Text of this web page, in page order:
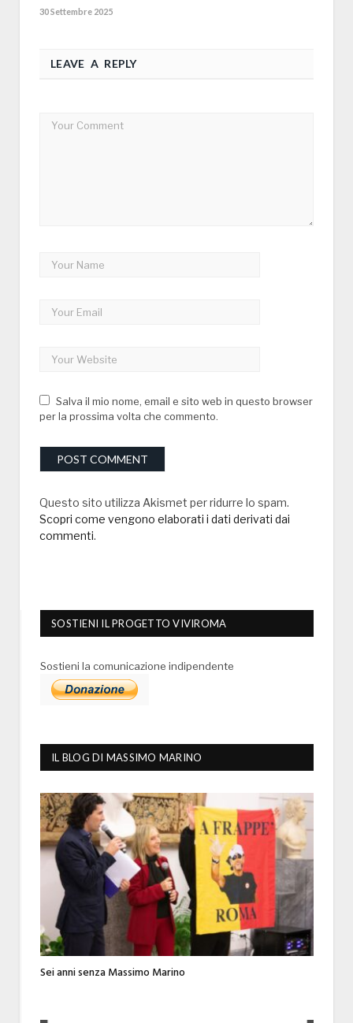
30 Settembre 2025
LEAVE A REPLY
Salva il mio nome, email e sito web in questo browser
per la prossima volta che commento.
Questo sito utilizza Akismet per ridurre lo spam.
Scopri come vengono elaborati i dati derivati dai
commenti.
SOSTIENI IL PROGETTO VIVIROMA
Sostieni la comunicazione indipendente
IL BLOG DI MASSIMO MARINO
Sei anni senza Massimo Marino